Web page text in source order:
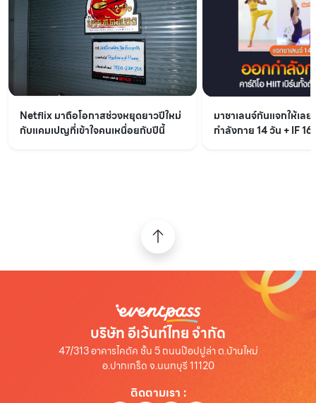
Netflix มาถือโอกาสช่วงหยุดยาวปีใหม่
กับแคมเปญที่เข้าใจคนเหนื่อยกับปีนี้
มาชาเลนจ์กันแจกให้เล
กำลังกาย 14 วัน + IF
บริษัท อีเว้นท์ไทย จำกัด
47/313 อาคารไคตัค ชั้น 5 ถนนป๊อปปูล่า ต.บ้านใหม่
อ.ปากเกร็ด จ.นนทบุรี 11120
ติดตามเรา :